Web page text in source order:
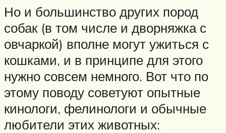
Но и большинство других пород
собак (в том числе и дворняжка с
овчаркой) вполне могут ужиться с
кошками, и в принципе для этого
нужно совсем немного. Вот что по
этому поводу советуют опытные
кинологи, фелинологи и обычные
любители этих животных: